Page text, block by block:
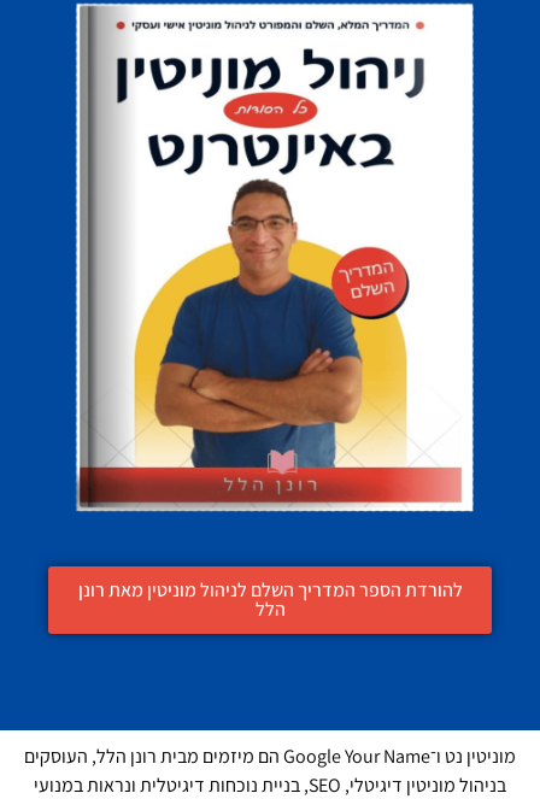
להורדת הספר המדריך השלם לניהול מוניטין מאת רונן
הלל
מוניטין נט ו־Google Your Name הם מיזמים מבית רונן הלל, העוסקים
בניהול מוניטין דיגיטלי, SEO, בניית נוכחות דיגיטלית ונראות במנועי